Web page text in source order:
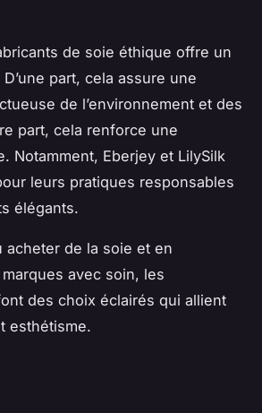
de soie éthique offre un
part, cela assure une
de l’environnement et des
part, cela renforce une
Notamment, Eberjey et LilySilk
leurs pratiques responsables
élégants.
acheter de la soie et en
avec soin, les
des choix éclairés qui allient
esthétisme.